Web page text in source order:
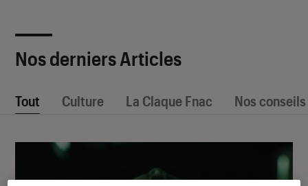
Nos derniers Articles
Tout Culture La Claque Fnac Nos conseils